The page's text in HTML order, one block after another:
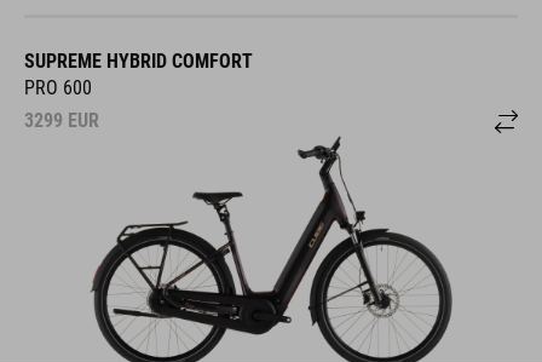
SUPREME HYBRID COMFORT
PRO 600
3299 EUR